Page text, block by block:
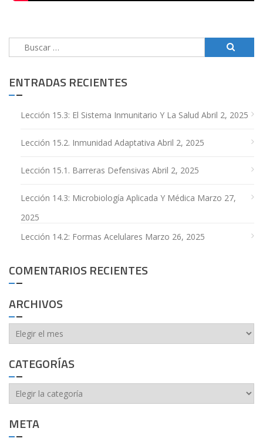
Buscar:
ENTRADAS RECIENTES
Lección 15.3: El Sistema Inmunitario Y La Salud Abril 2, 2025
Lección 15.2. Inmunidad Adaptativa Abril 2, 2025
Lección 15.1. Barreras Defensivas Abril 2, 2025
Lección 14.3: Microbiología Aplicada Y Médica Marzo 27,
2025
Lección 14.2: Formas Acelulares Marzo 26, 2025
COMENTARIOS RECIENTES
ARCHIVOS
Archivos
CATEGORÍAS
Categorías
META